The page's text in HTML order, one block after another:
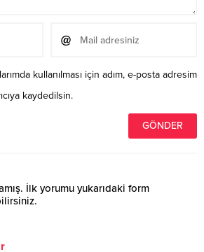
kullanılması için adım, e-posta adresim
kaydedilsin.
İlk yorumu yukarıdaki form